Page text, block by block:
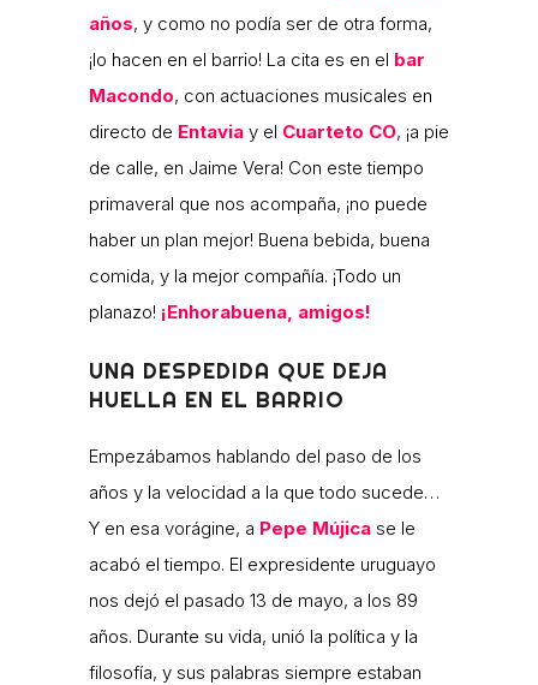
años, y como no podía ser de otra forma,
¡lo hacen en el barrio! La cita es en el bar
Macondo, con actuaciones musicales en
directo de Entavia y el Cuarteto CO, ¡a pie
de calle, en Jaime Vera! Con este tiempo
primaveral que nos acompaña, ¡no puede
haber un plan mejor! Buena bebida, buena
comida, y la mejor compañía. ¡Todo un
planazo! ¡Enhorabuena, amigos!
UNA DESPEDIDA QUE DEJA
HUELLA EN EL BARRIO
Empezábamos hablando del paso de los
años y la velocidad a la que todo sucede…
Y en esa vorágine, a Pepe Mújica se le
acabó el tiempo. El expresidente uruguayo
nos dejó el pasado 13 de mayo, a los 89
años. Durante su vida, unió la política y la
filosofía, y sus palabras siempre estaban